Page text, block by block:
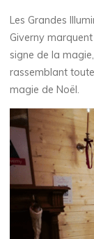
Les Grandes
Giverny
signe de la
rassemblant
magie de Noël.